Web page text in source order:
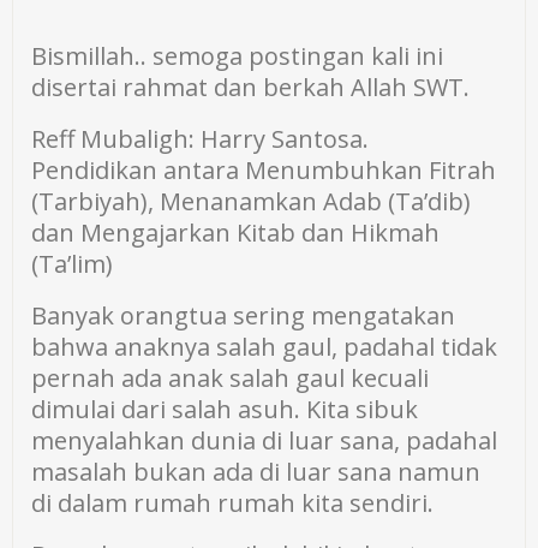
Bismillah.. semoga postingan kali ini
disertai rahmat dan berkah Allah SWT.
Reff Mubaligh: Harry Santosa.
Pendidikan antara Menumbuhkan Fitrah
(Tarbiyah), Menanamkan Adab (Ta’dib)
dan Mengajarkan Kitab dan Hikmah
(Ta’lim)
Banyak orangtua sering mengatakan
bahwa anaknya salah gaul, padahal tidak
pernah ada anak salah gaul kecuali
dimulai dari salah asuh. Kita sibuk
menyalahkan dunia di luar sana, padahal
masalah bukan ada di luar sana namun
di dalam rumah rumah kita sendiri.